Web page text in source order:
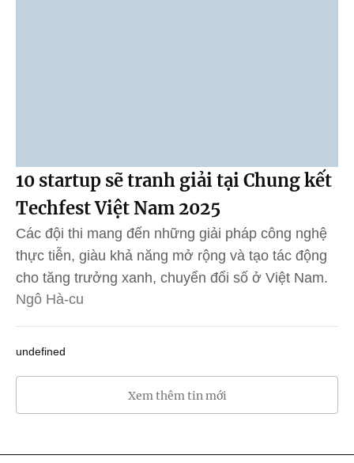
10 startup sẽ tranh giải tại Chung kết
Techfest Việt Nam 2025
Các đội thi mang đến những giải pháp công nghệ
thực tiễn, giàu khả năng mở rộng và tạo tác động
cho tăng trưởng xanh, chuyển đổi số ở Việt Nam.
Ngô Hà-cu
undefined
Xem thêm tin mới